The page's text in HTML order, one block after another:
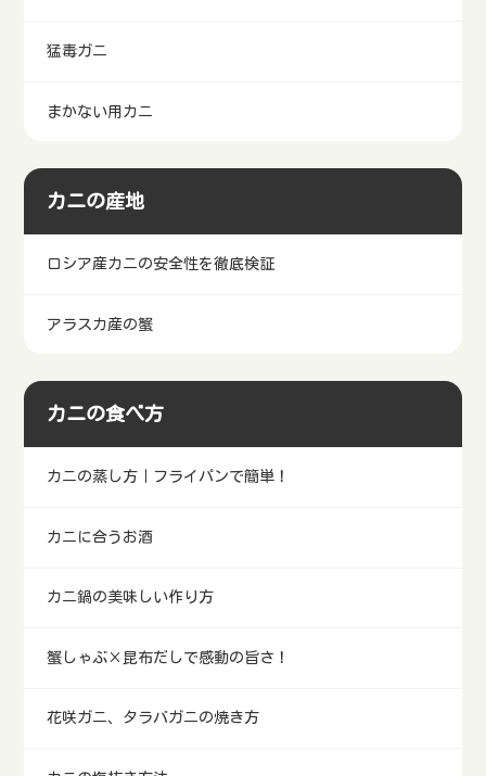
猛毒ガニ
まかない用カニ
カニの産地
ロシア産カニの安全性を徹底検証
アラスカ産の蟹
カニの食べ方
カニの蒸し方｜フライパンで簡単！
カニに合うお酒
カニ鍋の美味しい作り方
蟹しゃぶ×昆布だしで感動の旨さ！
花咲ガニ、タラバガニの焼き方